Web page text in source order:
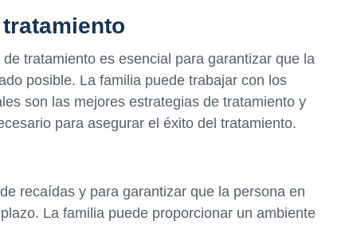
tratamiento es esencial para garantizar que la
posible. La familia puede trabajar con los
son las mejores estrategias de tratamiento y
para asegurar el éxito del tratamiento.
recaídas y para garantizar que la persona en
La familia puede proporcionar un ambiente